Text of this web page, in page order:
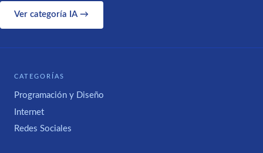
Ver categoría IA →
CATEGORÍAS
Programación y Diseño
Internet
Redes Sociales